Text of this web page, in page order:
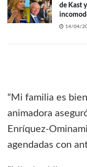
de Kast
14/04/
“Mi familia es
animadora
Enríquez-
agendadas con